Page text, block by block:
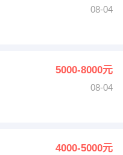
08-04
5000-8000元
08-04
4000-5000元